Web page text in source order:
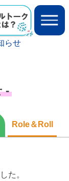
らせ
-
Role＆Roll
た。